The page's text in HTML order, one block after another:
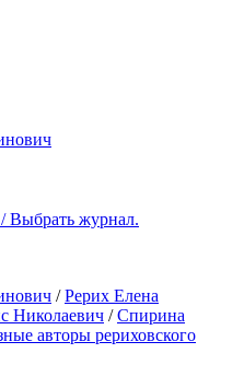
журнал.
/Рерих Елена
Николаевич /Спирина
авторы рериховского